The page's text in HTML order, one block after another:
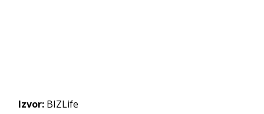
Izvor: BIZLife